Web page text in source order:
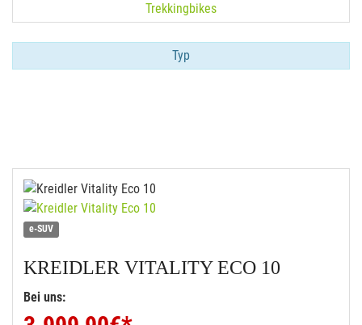
Trekkingbikes
Typ
e-SUV
KREIDLER VITALITY ECO 10
Bei uns: